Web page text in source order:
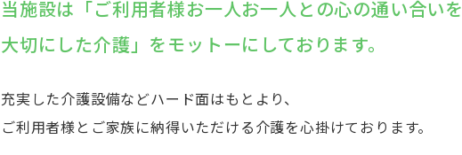
当施設は「ご利用者様お一人お一人との心の通い合いを
大切にした介護」をモットーにしております。
充実した介護設備などハード面はもとより、
ご利用者様とご家族に納得いただける介護を心掛けております。